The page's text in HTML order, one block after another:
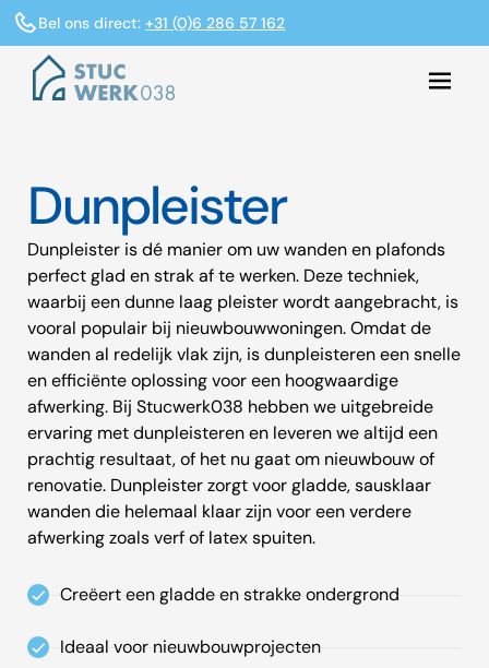
Bel ons direct:+31 (0)6 286 57 162
Dunpleister
Dunpleister is dé manier om uw wanden en plafonds
perfect glad en strak af te werken. Deze techniek,
waarbij een dunne laag pleister wordt aangebracht, is
vooral populair bij nieuwbouwwoningen. Omdat de
wanden al redelijk vlak zijn, is dunpleisteren een snelle
en efficiënte oplossing voor een hoogwaardige
afwerking. Bij Stucwerk038 hebben we uitgebreide
ervaring met dunpleisteren en leveren we altijd een
prachtig resultaat, of het nu gaat om nieuwbouw of
renovatie. Dunpleister zorgt voor gladde, sausklaar
wanden die helemaal klaar zijn voor een verdere
afwerking zoals verf of latex spuiten.
Creëert een gladde en strakke ondergrond
Ideaal voor nieuwbouwprojecten